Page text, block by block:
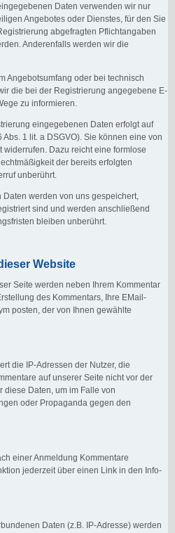
Daten verwenden wir nur
Angebotes oder Dienstes, für den Sie
abgefragten Pflichtangaben
Anderenfalls werden wir die
Angebotsumfang oder bei technisch
die bei der Registrierung angegebene E-
zu informieren.
eingegebenen Daten erfolgt auf
1 lit. a DSGVO). Sie können eine von
widerrufen. Dazu reicht eine formlose
der bereits erfolgten
unberührt.
werden von uns gespeichert,
sind und werden anschließend
bleiben unberührt.
Website
Seite werden neben Ihrem Kommentar
des Kommentars, Ihre EMail-
posten, der von Ihnen gewählte
die IP-Adressen der Nutzer, die
auf unserer Seite nicht vor der
diese Daten, um im Falle von
oder Propaganda gegen den
einer Anmeldung Kommentare
jederzeit über einen Link in den Info-
Daten (z.B. IP-Adresse) werden